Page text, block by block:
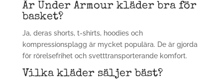
Är Under Armour kläder bra för
basket?
Ja, deras shorts, t-shirts, hoodies och
kompressionsplagg är mycket populära. De är gjorda
för rörelsefrihet och svetttransporterande komfort.
Vilka kläder säljer bäst?